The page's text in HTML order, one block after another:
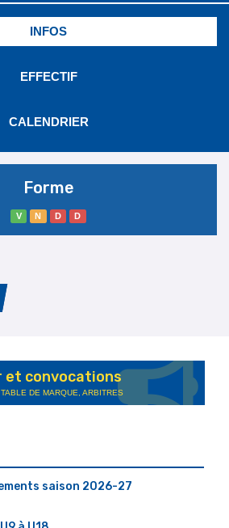
INFOS
EFFECTIF
CALENDRIER
Forme
V N D D
et convocations
DE MARQUE, ARBITRES
saison 2026-27